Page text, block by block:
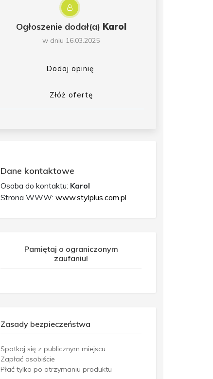
Ogłoszenie dodał(a) Karol
w dniu 16.03.2025
Dodaj opinię
Złóż ofertę
Dane kontaktowe
Osoba do kontaktu: Karol
Strona WWW: www.stylplus.com.pl
Pamiętaj o ograniczonym
zaufaniu!
Zasady bezpieczeństwa
Spotkaj się z publicznym miejscu
Zapłać osobiście
Płać tylko po otrzymaniu produktu